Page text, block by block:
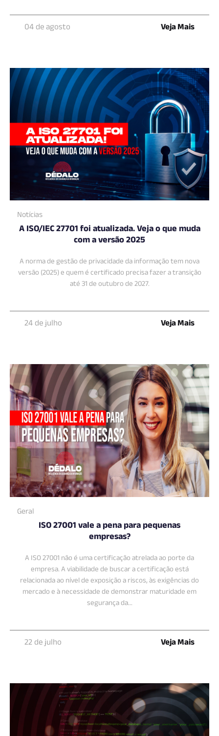
04 de agosto Veja Mais
Notícias
A ISO/IEC 27701 foi atualizada. Veja o que muda
com a versão 2025
A norma de gestão de privacidade da informação tem nova
versão (2025) e quem é certificado precisa fazer a transição
até 31 de outubro de 2027.
24 de julho Veja Mais
Geral
ISO 27001 vale a pena para pequenas
empresas?
A ISO 27001 não é uma certificação atrelada ao porte da
empresa. A viabilidade de buscar a certificação está
relacionada ao nível de exposição a riscos, às exigências do
mercado e à necessidade de demonstrar maturidade em
segurança da...
22 de julho Veja Mais